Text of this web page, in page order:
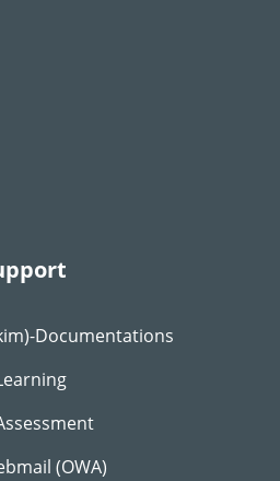
Documentations
(OWA)